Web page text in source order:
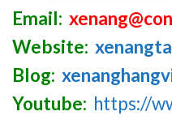
Email:
Website:
Blog:
Youtube: https://